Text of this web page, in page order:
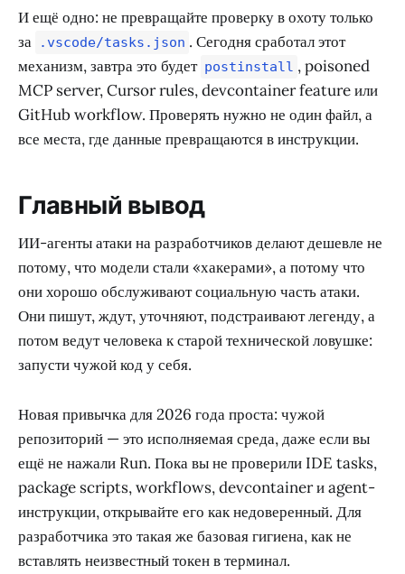
И ещё одно: не превращайте проверку в охоту только
за
.vscode/tasks.json . Сегодня сработал этот
механизм, завтра это будет postinstall , poisoned
MCP server, Cursor rules, devcontainer feature или
GitHub workflow. Проверять нужно не один файл, а
все места, где данные превращаются в инструкции.
Главный вывод
ИИ-агенты атаки на разработчиков делают дешевле не
потому, что модели стали «хакерами», а потому что
они хорошо обслуживают социальную часть атаки.
Они пишут, ждут, уточняют, подстраивают легенду, а
потом ведут человека к старой технической ловушке:
запусти чужой код у себя.
Новая привычка для 2026 года проста: чужой
репозиторий — это исполняемая среда, даже если вы
ещё не нажали Run. Пока вы не проверили IDE tasks,
package scripts, workflows, devcontainer и agent-
инструкции, открывайте его как недоверенный. Для
разработчика это такая же базовая гигиена, как не
вставлять неизвестный токен в терминал.